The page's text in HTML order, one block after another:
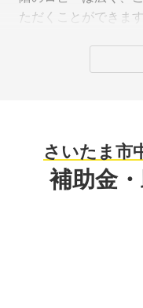
ただくことができます
さいたま市
補助金